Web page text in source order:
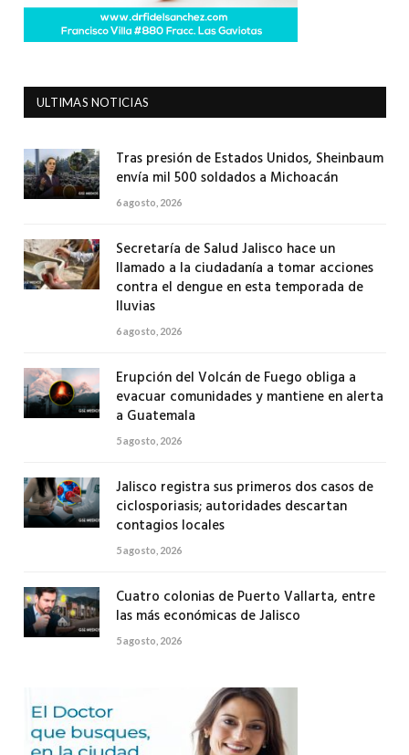
ULTIMAS NOTICIAS
Tras presión de Estados Unidos, Sheinbaum
envía mil 500 soldados a Michoacán
6 agosto, 2026
Secretaría de Salud Jalisco hace un
llamado a la ciudadanía a tomar acciones
contra el dengue en esta temporada de
lluvias
6 agosto, 2026
Erupción del Volcán de Fuego obliga a
evacuar comunidades y mantiene en alerta
a Guatemala
5 agosto, 2026
Jalisco registra sus primeros dos casos de
ciclosporiasis; autoridades descartan
contagios locales
5 agosto, 2026
Cuatro colonias de Puerto Vallarta, entre
las más económicas de Jalisco
5 agosto, 2026